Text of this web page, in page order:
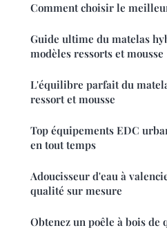
Comment choisir le
Guide ultime du matelas
modèles ressorts et mousse
L'équilibre parfait du
ressort et mousse
Top équipements EDC
en tout temps
Adoucisseur d'eau à
qualité sur mesure
Obtenez un poêle à bois de